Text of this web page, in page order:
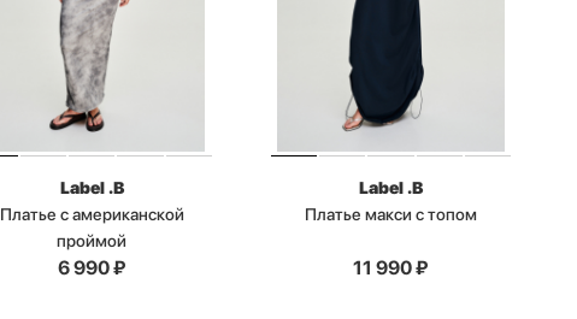
Label .B
Платье с американской
проймой
6 990₽
Label .B
Платье макси с топом
11 990₽